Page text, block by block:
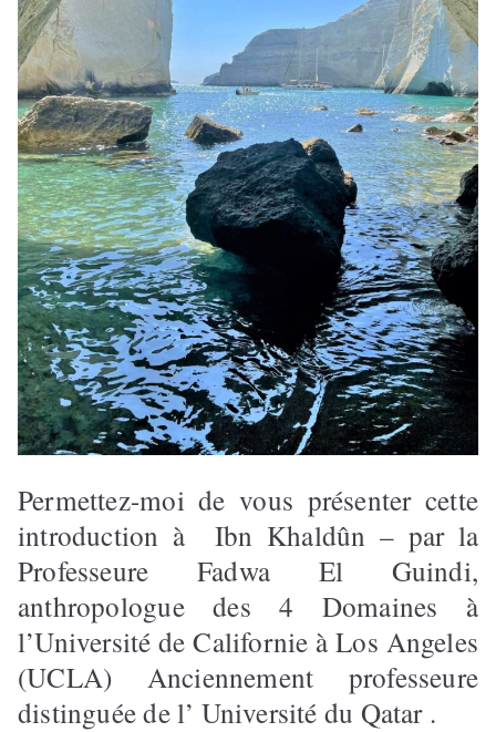
Permettez-moi de vous présenter cette
introduction à Ibn Khaldûn – par la
Professeure Fadwa El Guindi,
anthropologue des 4 Domaines à
l’Université de Californie à Los Angeles
(UCLA) Anciennement professeure
distinguée de l’ Université du Qatar .